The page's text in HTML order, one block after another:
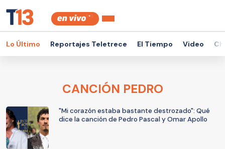
Lo Último Reportajes Teletrece El Tiempo Video
CANCIÓN PEDRO
"Mi corazón estaba bastante destrozado": Qué
dice la canción de Pedro Pascal y Omar Apollo